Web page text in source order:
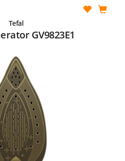
Tefal
GV9823E1